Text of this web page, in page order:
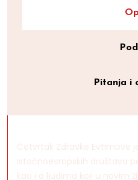
Pitanja i
Četvrtak Zdravke Evtimove
istočnoevropskih društava
kao i o ljudima koji u novim